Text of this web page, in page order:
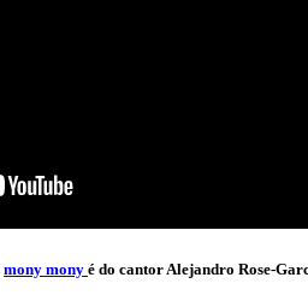
mony mony é do cantor Alejandro Rose-